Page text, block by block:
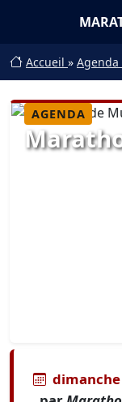
Accueil » Agenda
AGENDA